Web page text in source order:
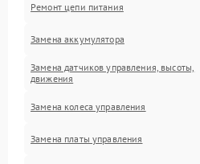
Ремонт цепи питания
Замена аккумулятора
Замена датчиков управления, высоты,
движения
Замена колеса управления
Замена платы управления